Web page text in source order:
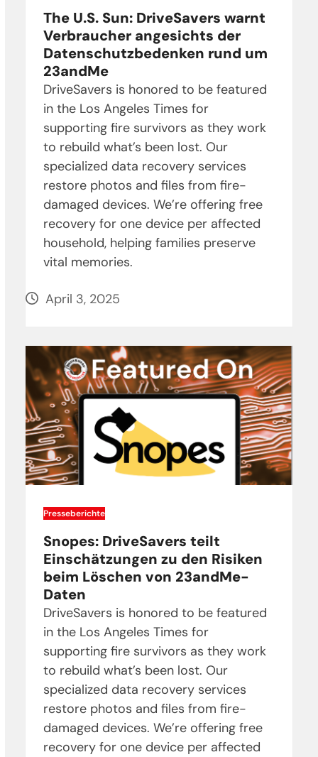
The U.S. Sun: DriveSavers warnt
Verbraucher angesichts der
Datenschutzbedenken rund um
23andMe
DriveSavers is honored to be featured
in the Los Angeles Times for
supporting fire survivors as they work
to rebuild what’s been lost. Our
specialized data recovery services
restore photos and files from fire-
damaged devices. We’re offering free
recovery for one device per affected
household, helping families preserve
vital memories.
April 3, 2025
Presseberichte
Snopes: DriveSavers teilt
Einschätzungen zu den Risiken
beim Löschen von 23andMe-
Daten
DriveSavers is honored to be featured
in the Los Angeles Times for
supporting fire survivors as they work
to rebuild what’s been lost. Our
specialized data recovery services
restore photos and files from fire-
damaged devices. We’re offering free
recovery for one device per affected